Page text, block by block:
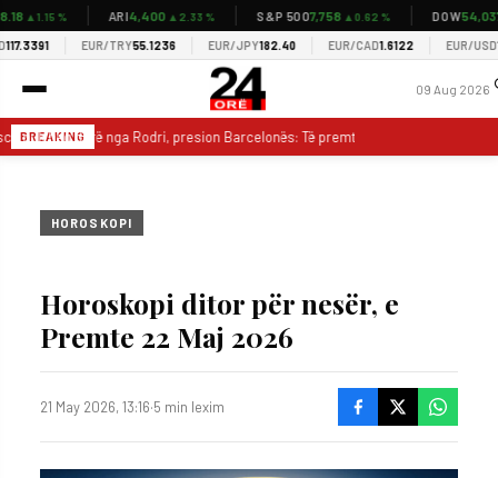
▲1.15 % ARI4,400▲2.33 % S&P 5007,758▲0.62 % DOW54,037
EUR/TRY55.1236 EUR/JPY182.40 EUR/CAD1.6122 EUR/USD
09 Aug 2026
BREAKING
nuk heq dorë nga Rodri, presion Barcelonës: Të premten do jetë në
HOROSKOPI
Horoskopi ditor për nesër, e
Premte 22 Maj 2026
21 May 2026, 13:16·5 min lexim